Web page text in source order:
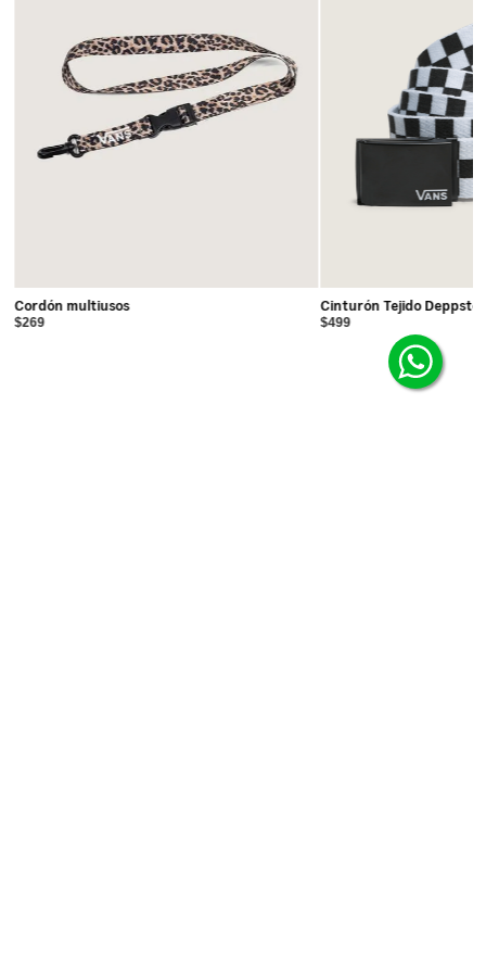
Cordón multiusos
$269
Cinturón Tejido Deppster
$499